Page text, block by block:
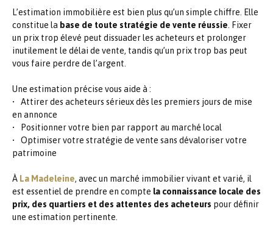
L’estimation immobilière est bien plus qu’un simple chiffre. Elle
constitue la base de toute stratégie de vente réussie . Fixer
un prix trop élevé peut dissuader les acheteurs et prolonger
inutilement le délai de vente, tandis qu’un prix trop bas peut
vous faire perdre de l’argent.
Une estimation précise vous aide à :
Attirer des acheteurs sérieux dès les premiers jours de mise
en annonce
Positionner votre bien par rapport au marché local
Optimiser votre stratégie de vente sans dévaloriser votre
patrimoine
À La Madeleine, avec un marché immobilier vivant et varié, il
est essentiel de prendre en compte la connaissance locale des
prix, des quartiers et des attentes des acheteurs pour définir
une estimation pertinente.